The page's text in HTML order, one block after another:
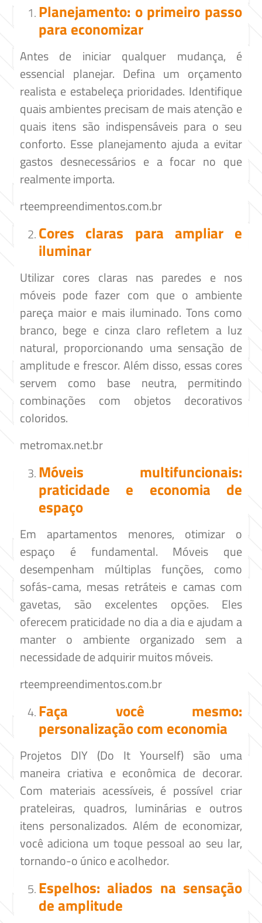
Planejamento: o primeiro passo
para economizar
Antes de iniciar qualquer mudança, é
essencial planejar. Defina um orçamento
realista e estabeleça prioridades. Identifique
quais ambientes precisam de mais atenção e
quais itens são indispensáveis para o seu
conforto. Esse planejamento ajuda a evitar
gastos desnecessários e a focar no que
realmente importa.​
rteempreendimentos.com.br
Cores claras para ampliar e
iluminar
Utilizar cores claras nas paredes e nos
móveis pode fazer com que o ambiente
pareça maior e mais iluminado. Tons como
branco, bege e cinza claro refletem a luz
natural, proporcionando uma sensação de
amplitude e frescor. Além disso, essas cores
servem como base neutra, permitindo
combinações com objetos decorativos
coloridos.​
metromax.net.br
Móveis multifuncionais:
praticidade e economia de
espaço
Em apartamentos menores, otimizar o
espaço é fundamental. Móveis que
desempenham múltiplas funções, como
sofás-cama, mesas retráteis e camas com
gavetas, são excelentes opções. Eles
oferecem praticidade no dia a dia e ajudam a
manter o ambiente organizado sem a
necessidade de adquirir muitos móveis.​
rteempreendimentos.com.br
Faça você mesmo:
personalização com economia
Projetos DIY (Do It Yourself) são uma
maneira criativa e econômica de decorar.
Com materiais acessíveis, é possível criar
prateleiras, quadros, luminárias e outros
itens personalizados. Além de economizar,
você adiciona um toque pessoal ao seu lar,
tornando-o único e acolhedor.​
Espelhos: aliados na sensação
de amplitude